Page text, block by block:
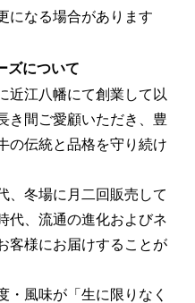
になる場合があります
ズについて
近江八幡にて創業して以
き間ご愛顧いただき、豊
の伝統と品格を守り続け
、冬場に月二回販売して
代、流通の進化およびネ
客様にお届けすることが
・風味が「生に限りなく